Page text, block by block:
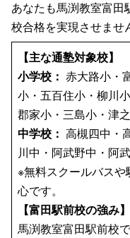
あなたも馬渕教室富田
校合格を実現させませ
【主な通塾対象校】
小学校： 赤大路小・
小・五百住小・柳川
郡家小・三島小・津
中学校： 高槻四中・
川中・阿武野中・阿
※無料スクールバス
心です。
【富田駅前校の強み】
馬渕教室富田駅前校